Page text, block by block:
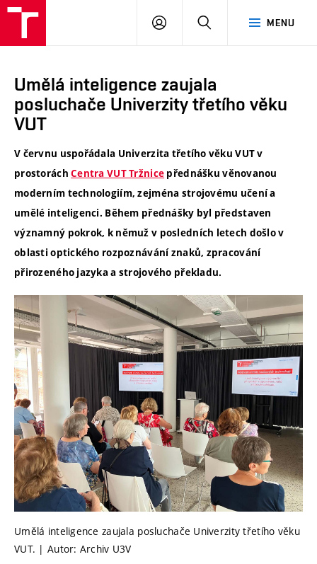
MENU
PŘIHLÁSIT
Umělá inteligence zaujala
posluchače Univerzity třetího věku
VUT
V červnu uspořádala Univerzita třetího věku VUT v
prostoráchCentra VUT Tržnice přednášku věnovanou
moderním technologiím, zejména strojovému učení a
umělé inteligenci. Během přednášky byl představen
významný pokrok, k němuž v posledních letech došlo v
oblasti optického rozpoznávání znaků, zpracování
přirozeného jazyka a strojového překladu.
Umělá inteligence zaujala posluchače Univerzity třetího věku
VUT. | Autor: Archiv U3V